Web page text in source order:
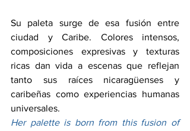
Su paleta surge de esa fusión entre
ciudad y Caribe. Colores intensos,
composiciones expresivas y texturas
ricas dan vida a escenas que reflejan
tanto sus raíces nicaragüenses y
caribeñas como experiencias humanas
universales.
Her palette is born from this fusion of